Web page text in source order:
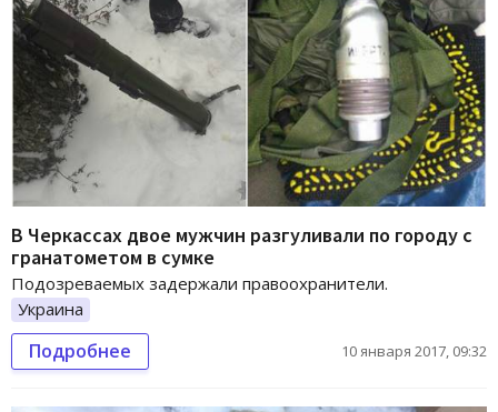
В Черкассах двое мужчин разгуливали по городу с
гранатометом в сумке
Подозреваемых задержали правоохранители.
Украина
Подробнее 10 января 2017, 09:32